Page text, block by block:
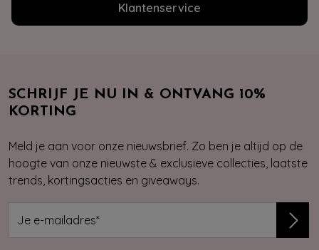
Klantenservice
SCHRIJF JE NU IN & ONTVANG 10%
KORTING
Meld je aan voor onze nieuwsbrief. Zo ben je altijd op de
hoogte van onze nieuwste & exclusieve collecties, laatste
trends, kortingsacties en giveaways.